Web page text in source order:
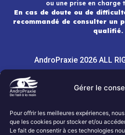
Gérer le
Pour offrir les meilleures expériences,
que les cookies pour stocker et/ou
Le fait de consentir à ces technologies
ou une prise en charge
En cas de doute ou de
recommandé de consulter un
qualifié.
AndroPraxie 2026 ALL